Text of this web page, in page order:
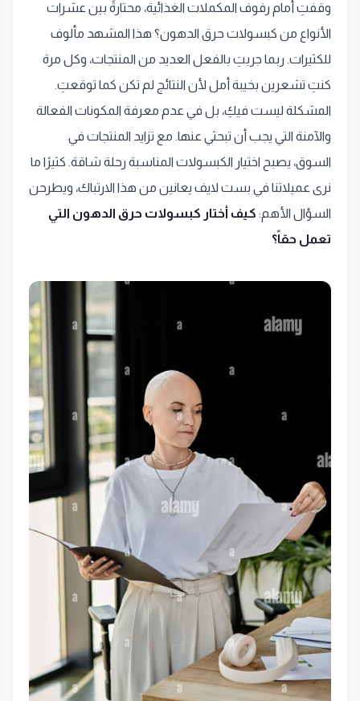
وقفتِ أمام رفوف المكملات الغذائية، محتارةً بين عشرات
الأنواع من كبسولات حرق الدهون؟ هذا المشهد مألوف
للكثيرات. ربما جربتِ بالفعل العديد من المنتجات، وكل مرة
كنتِ تشعرين بخيبة أمل لأن النتائج لم تكن كما توقعتِ.
المشكلة ليست فيكِ، بل في عدم معرفة المكونات الفعالة
والآمنة التي يجب أن تبحثي عنها. مع تزايد المنتجات في
السوق، يصبح اختيار الكبسولات المناسبة رحلة شاقة. كثيرًا ما
نرى عميلاتنا في بست لايف يعانين من هذا الارتباك، ويطرحن
السؤال الأهم: كيف أختار كبسولات حرق الدهون التي
تعمل حقاً؟